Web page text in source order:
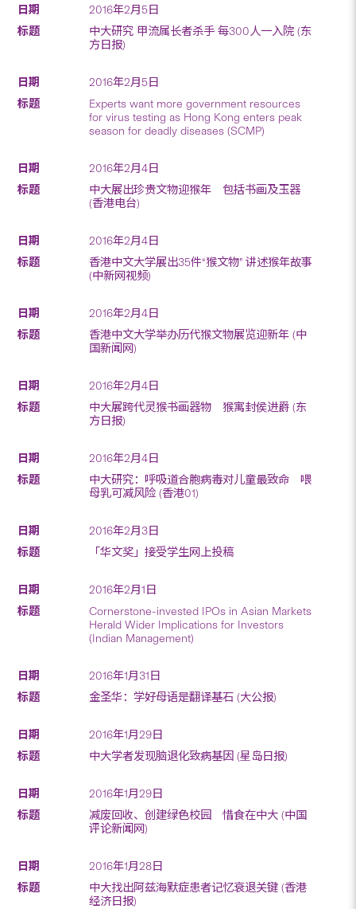
2016年2月5日
中大研究 甲流属长者杀手 每300人一入院 (东
方日报)
2016年2月5日
Experts want more government resources
for virus testing as Hong Kong enters peak
season for deadly diseases (SCMP)
2016年2月4日
中大展出珍贵文物迎猴年 包括书画及玉器
(香港电台)
2016年2月4日
香港中文大学展出35件“猴文物” 讲述猴年故事
(中新网视频)
2016年2月4日
香港中文大学举办历代猴文物展览迎新年 (中
国新闻网)
2016年2月4日
中大展跨代灵猴书画器物 猴寓封侯进爵 (东
方日报)
2016年2月4日
中大研究：呼吸道合胞病毒对儿童最致命 喂
母乳可减风险 (香港01)
2016年2月3日
「华文奖」接受学生网上投稿
2016年2月1日
Cornerstone-invested IPOs in Asian Markets
Herald Wider Implications for Investors
(Indian Management)
2016年1月31日
金圣华：学好母语是翻译基石 (大公报)
2016年1月29日
中大学者发现脑退化致病基因 (星岛日报)
2016年1月29日
减废回收、创建绿色校园 惜食在中大 (中国
评论新闻网)
2016年1月28日
中大找出阿兹海默症患者记忆衰退关键 (香港
经济日报)